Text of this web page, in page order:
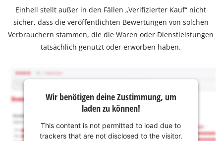
Einhell stellt außer in den Fällen „Verifizierter Kauf“ nicht
sicher, dass die veröffentlichten Bewertungen von solchen
Verbrauchern stammen, die die Waren oder Dienstleistungen
tatsächlich genutzt oder erworben haben.
Wir benötigen deine Zustimmung, um
laden zu können!
This content is not permitted to load due to
trackers that are not disclosed to the visitor.